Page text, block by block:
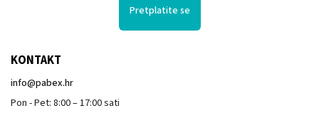
Pretplatite se
KONTAKT
info@pabex.hr
Pon - Pet: 8:00 – 17:00 sati